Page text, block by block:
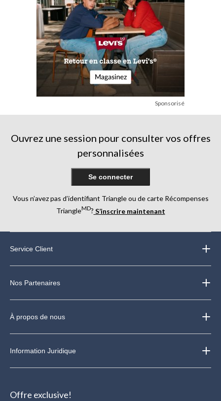
Sponsorisé
Ouvrez une session pour consulter vos offres
personnalisées
Se connecter
Vous n’avez pas d’identifiant Triangle ou de carte Récompenses
TriangleMD? S’inscrire maintenant
Service Client
Nos Partenaires
À propos de nous
Information Juridique
Offre exclusive!